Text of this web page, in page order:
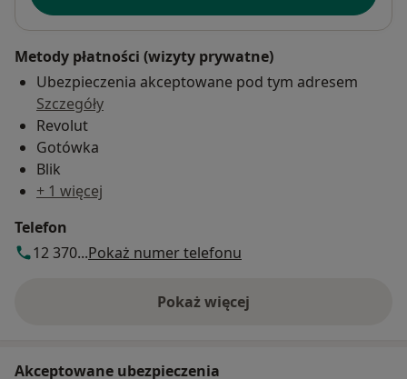
Metody płatności (wizyty prywatne)
Ubezpieczenia akceptowane pod tym adresem
Szczegóły
Revolut
Gotówka
Blik
+ 1 więcej
Telefon
12 370...Pokaż numer telefonu
Pokaż więcej
o adresie
Akceptowane ubezpieczenia